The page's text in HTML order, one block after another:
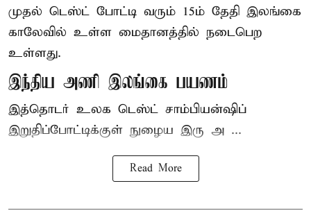
முதல் டெஸ்ட் போட்டி வரும் 15ம் தேதி இலங்கை
காலேவில் உள்ள மைதானத்தில் நடைபெற
உள்ளது.
இந்திய அணி இலங்கை பயணம்
இத்தொடர் உலக டெஸ்ட் சாம்பியன்ஷிப்
இறுதிப்போட்டிக்குள் நுழைய இரு அ ...
Read More